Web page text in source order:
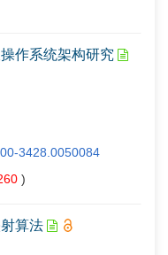
作系统架构研究
3428.0050084
)
算法